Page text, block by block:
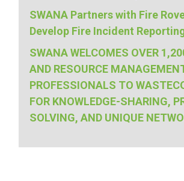
SWANA Partners with Fire
Develop Fire Incident
SWANA WELCOMES OVER
AND RESOURCE
PROFESSIONALS TO
FOR KNOWLEDGE-SHARING,
SOLVING, AND UNIQUE